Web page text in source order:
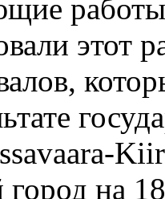
работы
этот
город на